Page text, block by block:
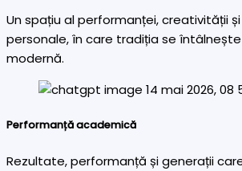
Un spațiu al performanței, creativității
personale, în care tradiția se
modernă.
Performanță academică
Rezultate, performanță și generații